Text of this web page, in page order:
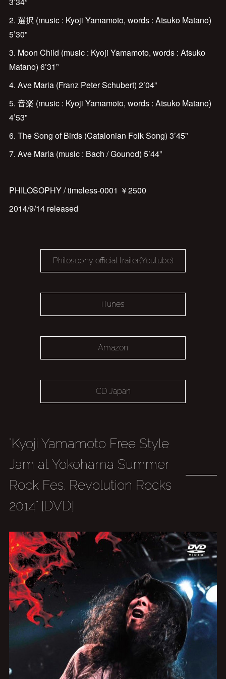
2. 選択 (music : Kyoji Yamamoto, words : Atsuko Matano)
5’30”
3. Moon Child (music : Kyoji Yamamoto, words : Atsuko
Matano) 6’31”
4. Ave Maria (Franz Peter Schubert) 2’04”
5. 音楽 (music : Kyoji Yamamoto, words : Atsuko Matano)
4’53”
6. The Song of Birds (Catalonian Folk Song) 3’45”
7. Ave Maria (music : Bach / Gounod) 5’44”
PHILOSOPHY / timeless-0001 ￥2500
2014/9/14 released
Philosophy official trailer(Youtube)
iTunes
Amazon
CD Japan
"Kyoji Yamamoto Free Style
Jam at Yokohama Summer
Rock Fes. Revolution Rocks
2014" [DVD]